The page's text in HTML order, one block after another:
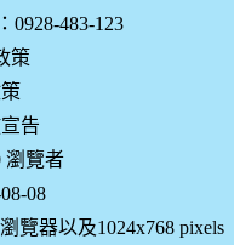
0928-483-123
策
告
瀏覽者
08
覽器以及1024x768 pixels